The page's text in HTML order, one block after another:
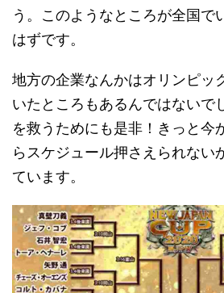
う。このようなところが全国で
はずです。
地方の企業なんかはオリンピッ
いたところもあるんではないで
を救うためにも是非！きっと今
らスケジュール押さえられない
ています。